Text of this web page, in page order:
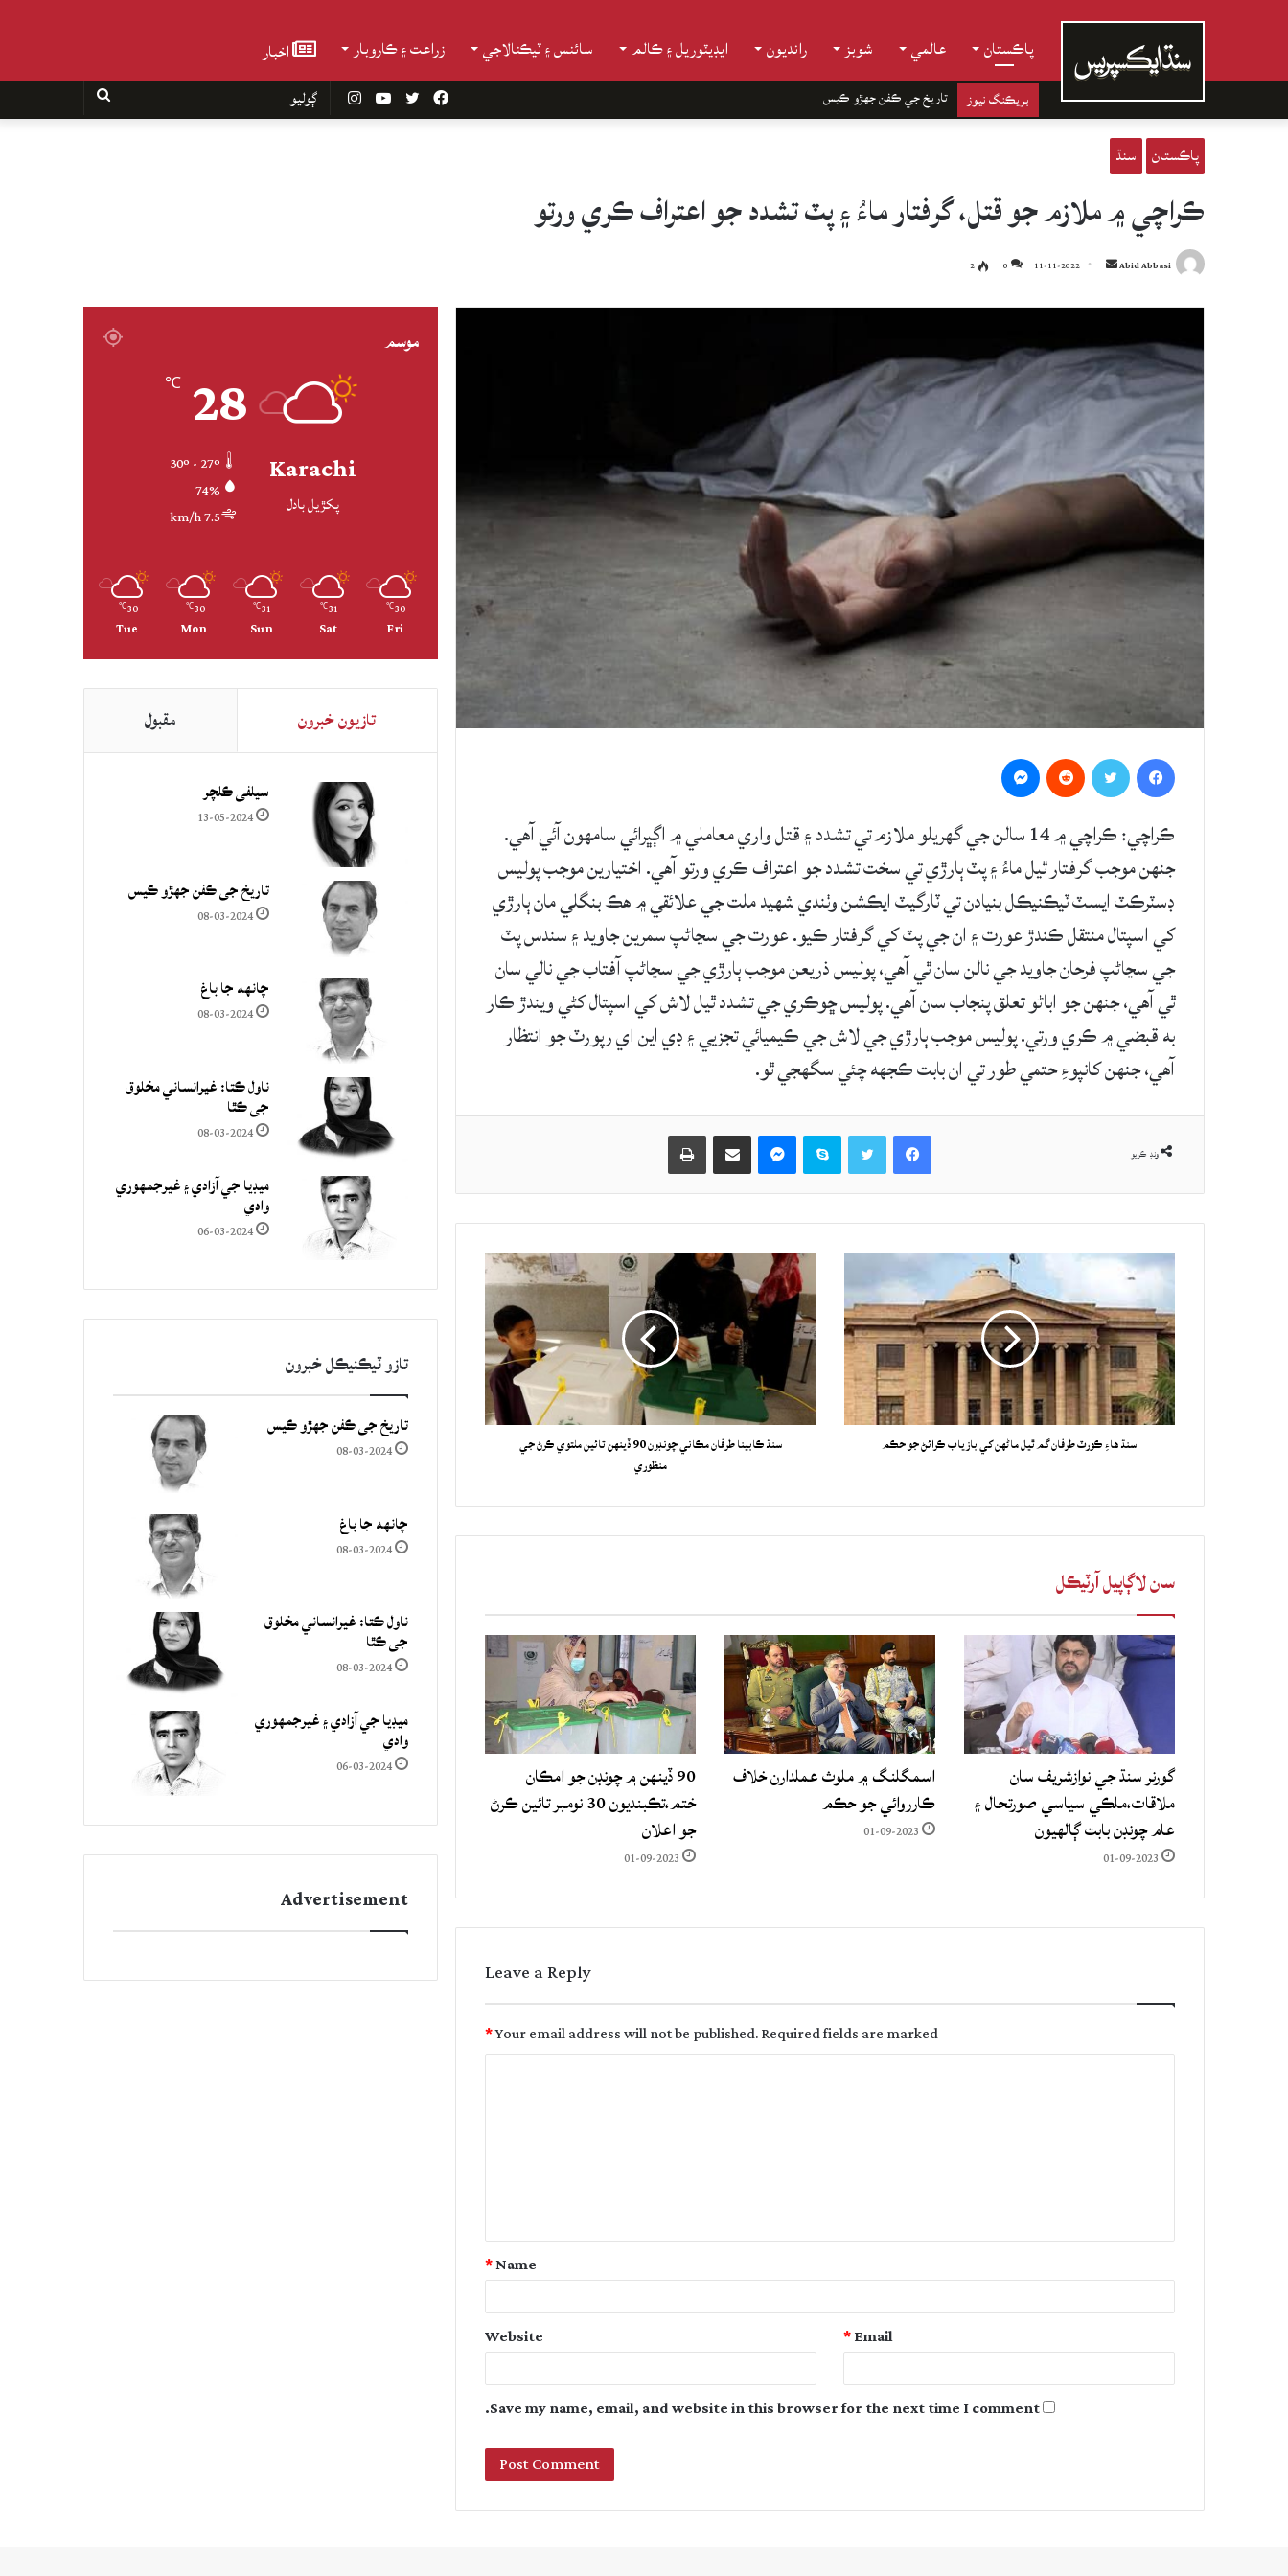
پاڪستان عالمي شوبز رانديون ايڊيٽوريل ۽ ڪالم سائنس ۽ ٽيڪنالاجي زراعت ۽ ڪاروبار اخبار
بريڪنگ نيوز تاريخ جي ڪفن جھڙو ڪيس InstagramYouTube Twitter
Facebook
پاڪستان سنڌ
ڪراچي ۾ ملازم جو قتل، گرفتار ماءُ ۽ پٽ تشدد جو اعتراف ڪري ورتو
Abid Abbasi
Send
email
11-11-2022
0
2
ڪراچي: ڪراچي ۾ 14 سالن جي گهريلو ملازم تي تشدد ۽ قتل واري معاملي ۾ اڳڀرائي سامهون آئي آهي.
جنهن موجب گرفتار ٿيل ماءُ ۽ پٽ ٻارڙي تي سخت تشدد جو اعتراف ڪري ورتو آهي. اختيارين موجب پوليس
ڊسٽرڪٽ ايسٽ ٽيڪنيڪل بنيادن تي ٽارگيٽ ايڪشن وٺندي شهيد ملت جي علائقي ۾ هڪ بنگلي مان ٻارڙي
کي اسپتال منتقل ڪندڙ عورت ۽ ان جي پٽ کي گرفتار ڪيو. عورت جي سڃاڻپ سمرين جاويد ۽ سندس پٽ
جي سڃاڻپ فرحان جاويد جي نالن سان ٿي آهي، پوليس ذريعن موجب ٻارڙي جي سڃاڻپ آفتاب جي نالي سان
ٿي آهي، جنهن جو اباڻو تعلق پنجاب سان آهي. پوليس ڇوڪري جي تشدد ٿيل لاش کي اسپتال کڻي ويندڙ ڪار
به قبضي ۾ ڪري ورتي. پوليس موجب ٻارڙي جي لاش جي ڪيميائي تجزيي ۽ ڊي اين اي رپورٽ جو انتظار
آهي، جنهن کانپوءِ حتمي طور تي ان بابت ڪجهه چئي سگهجي ٿو.
ونڊ ڪريو
Facebook
Skype حصيداري ڪريو اي ميل ذريعي
سنڌ هاءِ ڪورٽ طرفان گم ٿيل ماڻهن کي بازياب ڪرائڻ جو حڪم
سنڌ ڪابينا طرفان مڪاني چونڊون 90 ڏينهن تائين ملتوي ڪرڻ جي
منظوري
سان لاڳاپيل آرٽيڪل
گورنر سنڌ جي نوازشريف سان
ملاقات،ملڪي سياسي صورتحال ۽
عام چونڊن بابت ڳالهيون
01-09-2023
اسمگلنگ ۾ ملوث عملدارن خلاف
ڪارروائي جو حڪم
01-09-2023
90 ڏينهن ۾ چونڊن جو امڪان
ختم،تڪبنديون 30 نومبر تائين ڪرڻ
جو اعلان
01-09-2023
Leave a Reply
Your email address will not be published.Required fields are marked
*
t
Name
*
Email
*
Website
Save my name, email, and website in this browser for the next time I comment.
موسم
Karachi
پکڙيل بادل
28
℃
74%
7.5 km/h
30
℃
Fri
31
℃
Sat
31
℃
Sun
30
℃
Mon
30
℃
Tue
تازيون خبرون مقبول
سيلفي ڪلچر
13-05-2024
تاريخ جي ڪفن جھڙو ڪيس
08-03-2024
چانهه جا باغ
08-03-2024
ناول ڪتا: غيرانساني مخلوق
جي ڪٿا
08-03-2024
ميڊيا جي آزادي ۽ غيرجمھوري
وادي
06-03-2024
تازو ٽيڪنيڪل خبرون
تاريخ جي ڪفن جھڙو ڪيس
08-03-2024
چانهه جا باغ
08-03-2024
ناول ڪتا: غيرانساني مخلوق
جي ڪٿا
08-03-2024
ميڊيا جي آزادي ۽ غيرجمھوري
وادي
06-03-2024
Advertisement